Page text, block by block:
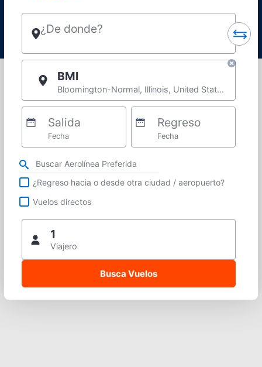
¿De donde?
BMI
Bloomington-Normal, Illinois, United States
Salida
Fecha
Regreso
Fecha
Refina tu búsqueda por aerolínea, ciudad o aeropuerto o vuelos directos
¿Regreso hacia o desde otra ciudad / aeropuerto?
Vuelos directos
1
Viajero